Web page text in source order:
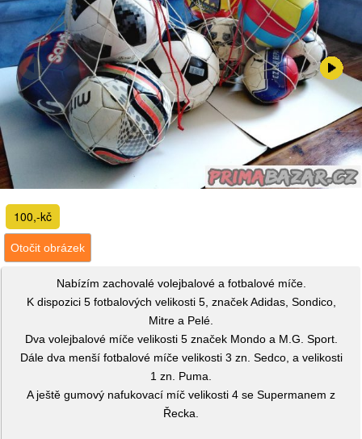
100,-kč
Otočit obrázek
Nabízím zachovalé volejbalové a fotbalové míče.
K dispozici 5 fotbalových velikosti 5, značek Adidas, Sondico,
Mitre a Pelé.
Dva volejbalové míče velikosti 5 značek Mondo a M.G. Sport.
Dále dva menší fotbalové míče velikosti 3 zn. Sedco, a velikosti
1 zn. Puma.
A ještě gumový nafukovací míč velikosti 4 se Supermanem z
Řecka.